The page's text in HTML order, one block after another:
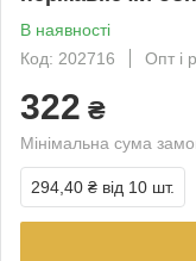
В наявності
Код: 202716
Опт і
322 ₴
Мінімальна сума
294,40 ₴ від 10 шт.